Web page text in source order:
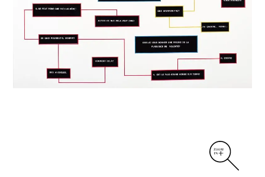
04_DESSINS
05_MONOTYPE
06_ARCHIVES
CONTACT